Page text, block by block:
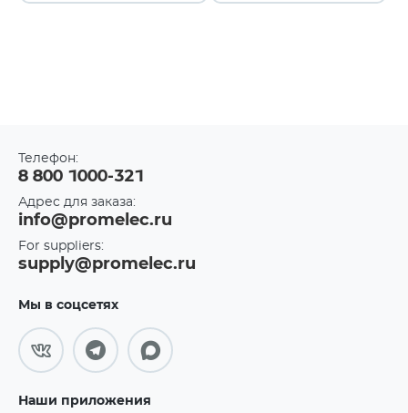
Телефон:
8 800 1000-321
Адрес для заказа:
info@promelec.ru
For suppliers:
supply@promelec.ru
Мы в соцсетях
Наши приложения